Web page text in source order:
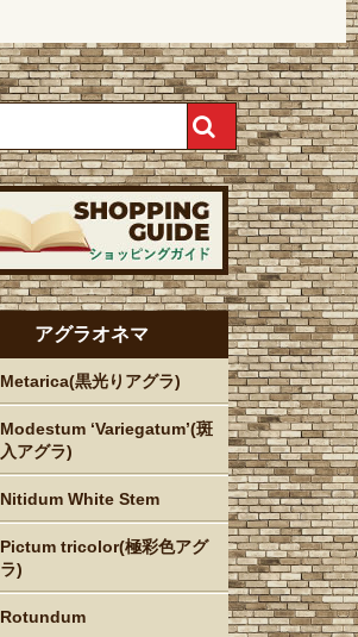
アグラオネマ
Metarica(黒光りアグラ)
Modestum ‘Variegatum’(斑
入アグラ)
Nitidum White Stem
Pictum tricolor(極彩色アグ
ラ)
Rotundum